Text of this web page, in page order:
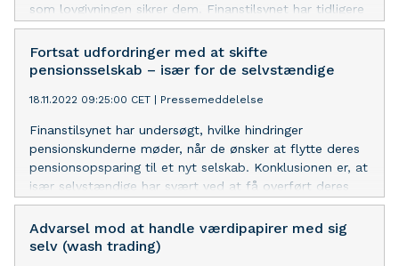
som lovgivningen sikrer dem. Finanstilsynet har tidligere
indskærpet reglerne overfor bankerne, og vil nu
undersøge, hvordan bankerne håndterer reglerne.
Fortsat udfordringer med at skifte
pensionsselskab – især for de selvstændige
18.11.2022 09:25:00 CET | Pressemeddelelse
Finanstilsynet har undersøgt, hvilke hindringer
pensionskunderne møder, når de ønsker at flytte deres
pensionsopsparing til et nyt selskab. Konklusionen er, at
især selvstændige har svært ved at få overført deres
hvilende, obligatoriske pensionsordninger til private
aftaler. Og det strider mod kundens interesse og god
skik.
Advarsel mod at handle værdipapirer med sig
selv (wash trading)